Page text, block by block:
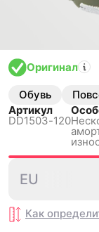
Оригинал
Обувь
Артикул
DD1503-120
EU
Как